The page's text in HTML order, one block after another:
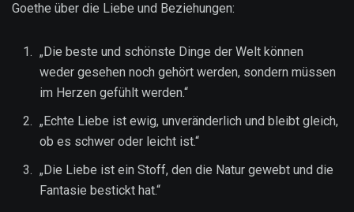
Goethe über die Liebe und Beziehungen:
„Die beste und schönste Dinge der Welt können
weder gesehen noch gehört werden, sondern müssen
im Herzen gefühlt werden.“
„Echte Liebe ist ewig, unveränderlich und bleibt gleich,
ob es schwer oder leicht ist.“
„Die Liebe ist ein Stoff, den die Natur gewebt und die
Fantasie bestickt hat.“